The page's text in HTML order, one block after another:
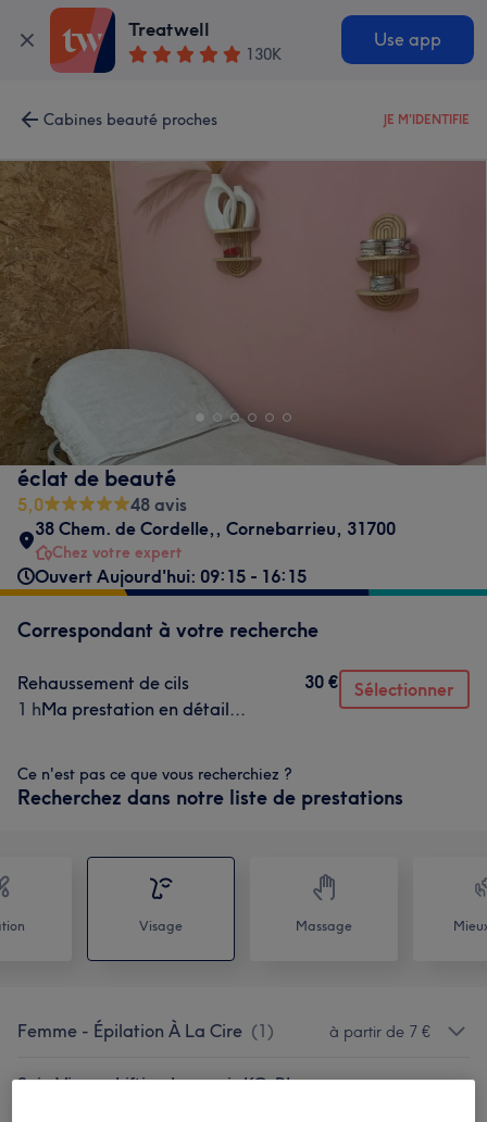
Treatwell
130K
Use app
Cabines beauté proches JE M'IDENTIFIE
éclat de beauté
5,0
48 avis
38 Chem. de Cordelle,, Cornebarrieu, 31700
Chez votre expert
Ouvert Aujourd'hui: 09:15 - 16:15
Correspondant à votre recherche
Rehaussement de cils
1 hMa prestation en détail...
30 € Sélectionner
Ce n'est pas ce que vous recherchiez ?
Recherchez dans notre liste de prestations
Visage Massage
Femme - Épilation À La Cire (1) à partir de 7 €
Soin Visage Lifting Japonais KO-BI-